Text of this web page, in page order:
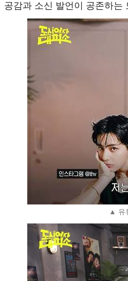
공감과 소신 발언이 공존하는
▲ 유